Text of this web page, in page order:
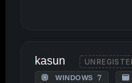
kasun
WINDOWS 7